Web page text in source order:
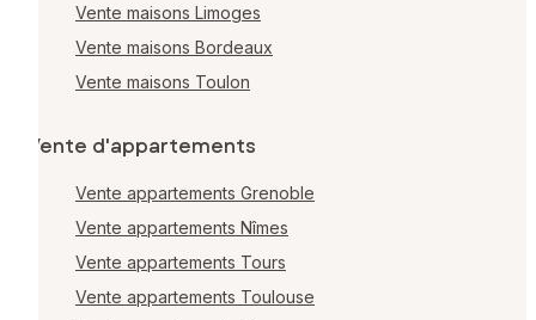
Vente maisons Limoges
Vente maisons Bordeaux
Vente maisons Toulon
Vente d'appartements
Vente appartements Grenoble
Vente appartements Nîmes
Vente appartements Tours
Vente appartements Toulouse